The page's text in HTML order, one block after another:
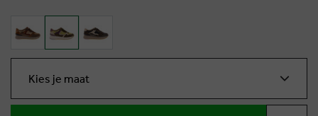
Kies je maat